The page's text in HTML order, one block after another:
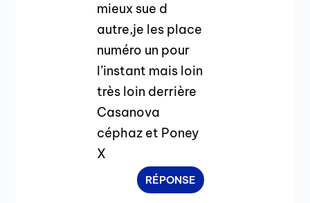
mieux sue d
autre,je les place
numéro un pour
l’instant mais loin
très loin derrière
Casanova
céphaz et Poney
X
RÉPONSE